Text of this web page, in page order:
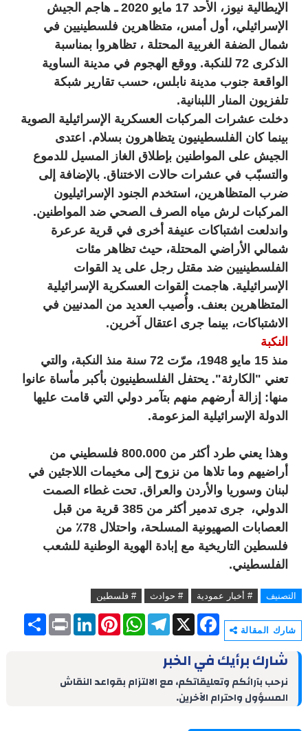
الإيطالية نيوز، الأحد 17 مايو 2020 ـ هاجم الجيش
الإسرائيلي، أول أمس، متظاهرين فلسطينيين في
شمال الضفة الغربية المحتلة ، تظاهروا بمناسبة
الذكرى 72 للنكبة. ووقع الهجوم في مدينة الساوية
الواقعة جنوب مدينة نابلس، حسب تقارير شبكة
تلفزيون المنار اللبنانية.
دخلت عشرات المركبات العسكرية الإسرائيلية الصوية
بينما كان الفلسطينيون يتظاهرون بسلام. اعتدى
الجيش على المواطنين بإطلاق الغاز المسيل للدموع
والتسبّب في عشرات حالات الاختناق. بالإضافة إلى
ضرب المتظاهرين، استخدم الجنود الإسرائيليون
المركبات لرش مياه الصرف الصحي ضد المواطنين.
واندلعت اشتباكات عنيفة أخرى في قرية عرعرة
شمالي الأراضي المحتلة، حيث تظاهر مئات
الفلسطينيين ضد مقتل رجل على يد القوات
الإسرائيلية. هاجمت القوات العسكرية الإسرائيلية
المتظاهرين بعنف. وأُصيب العديد من المدنيين في
الاشتباكات، بينما جرى اعتقال آخرين.
النكبة
منذ 15 مايو 1948، مرّت 72 سنة منذ النكبة، والتي
تعني "الكارثة". يحتفل الفلسطينيون بأكبر مأساة عانوا
منها: إزالة أرضهم منهم بتآمر دولي التي قامت عليها
الدولة الإسرائيلية المزعومة.
وهذا يعني طرد أكثر من 800.000 فلسطيني من
أراضيهم وما تلاها من نزوح إلى مخيمات اللاجئين في
لبنان وسوريا والأردن والعراق. تحت غطاء الصمت
الدولي، جرى تدمير أكثر من 385 قرية من قبل
العصابات الصهيونية المسلحة، واحتلال 78٪ من
فلسطين التاريخية مع إبادة الهوية الوطنية للشعب
الفلسطيني.
التصنيف # أخبار عمودية # حوادث # فلسطين
شارك المقالة
S
h
P
r
L
I
P
e
W
h
p
T
e
g
a
X
F
a
b
o
k
شارك برأيك في الخبر
نرحب بآرائكم وتعليقاتكم، مع الالتزام بقواعد النقاش
المسؤول واحترام الآخرين.